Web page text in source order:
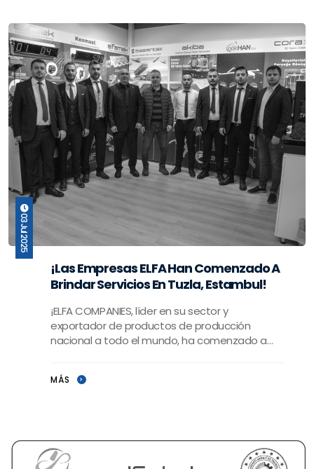
03 Jul 2025
¡Las Empresas ELFA Han Comenzado A
Brindar Servicios En Tuzla, Estambul!
¡ELFA COMPANIES, líder en su sector y
exportador de productos de producción
nacional a todo el mundo, ha comenzado a
MÁS